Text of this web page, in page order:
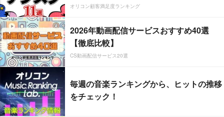
オリコン顧客満足度ランキング
2026年動画配信サービスおすすめ40選
【徹底比較】
CS動画配信サービス20選
毎週の音楽ランキングから、ヒットの推移
をチェック！